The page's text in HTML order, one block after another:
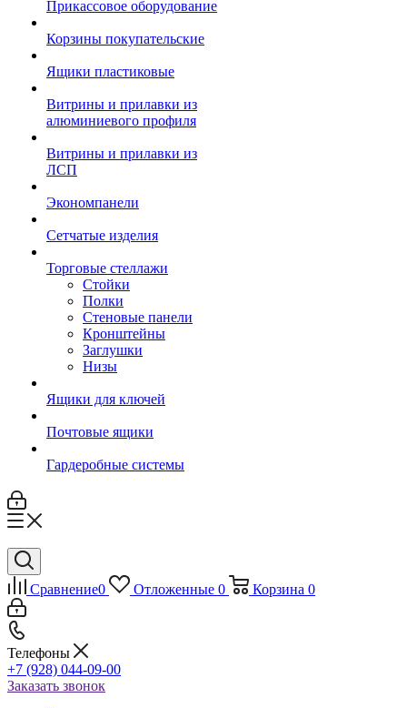
Прикассовое оборудование
Корзины покупательские
Ящики пластиковые
Витрины и прилавки из
алюминиевого профиля
Витрины и прилавки из
ЛСП
Экономпанели
Сетчатые изделия
Торговые стеллажи
Стойки
Полки
Стеновые панели
Кронштейны
Заглушки
Низы
Ящики для ключей
Почтовые ящики
Гардеробные системы
Сравнение0 Отложенные 0 Корзина 0
Телефоны
+7 (928) 044-09-00
Заказать звонок